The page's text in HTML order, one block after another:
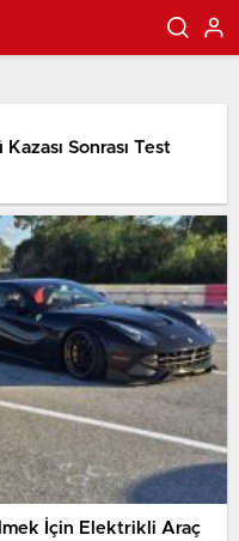
Sonrası Test
İçin Elektrikli Araç